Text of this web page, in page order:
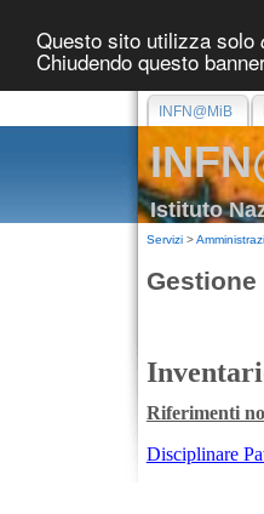
Questo sito utilizza solo
Chiudendo questo
INFN@MiB
Istituto
Servizi>
Riferimenti
Disciplinare